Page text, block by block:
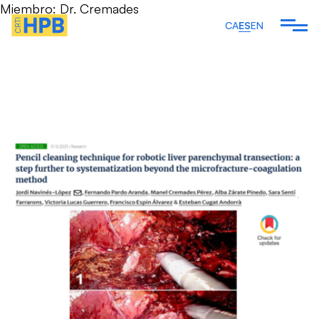
CAESEN
Y
Miembro: Dr. Cremades